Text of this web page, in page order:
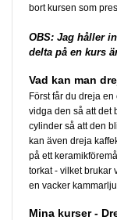
bort kursen som
OBS: Jag håller
delta på en kurs
Vad kan man
Först får du dreja
vidga den så att det
cylinder så att den
kan även dreja
på ett
torkat - vilket brukar
en vacker
Mina kurser -